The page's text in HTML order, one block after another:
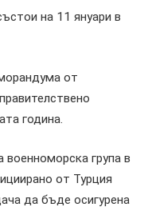
на 11 януари в
от
година.
група в
от Турция
да бъде осигурена